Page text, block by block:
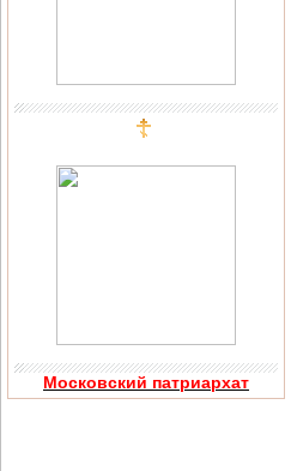
Московский патриархат